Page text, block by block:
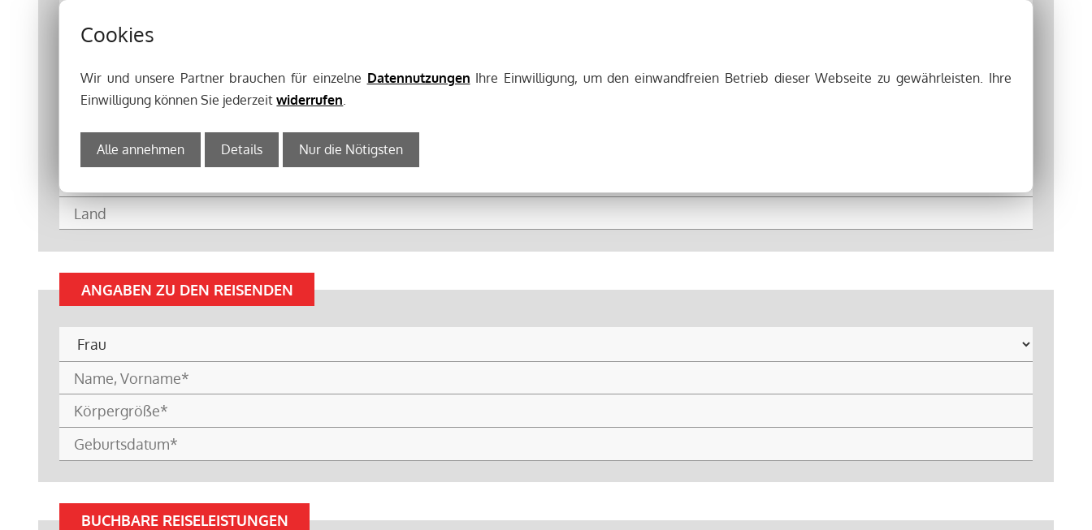
ANGABEN ZU DEN REISENDEN
BUCHBARE REISELEISTUNGEN
Cookies
Wir und unsere Partner brauchen für einzelne Datennutzungen Ihre Einwilligung, um den einwandfreien Betrieb dieser Webseite zu gewährleisten. Ihre
Einwilligung können Sie jederzeitwiderrufen
Alle annehmen Details Nur die Nötigsten